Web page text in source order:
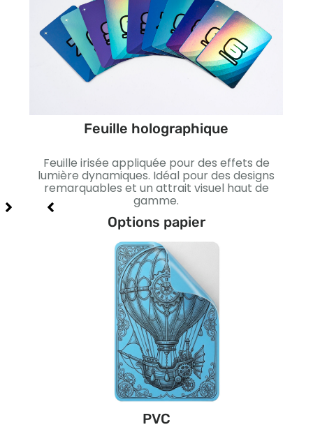
Feuille holographique
Feuille irisée appliquée pour des effets de
lumière dynamiques. Idéal pour des designs
remarquables et un attrait visuel haut de
gamme.
Options papier
PVC